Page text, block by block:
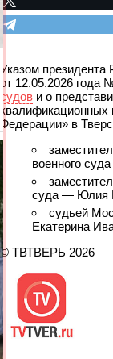
Указом
от 12.05.2026 года
судов и о
квалификационных
Федерации» в
военного
суда — Юлия
судьей
Екатерина
© ТВТВЕРЬ 2026